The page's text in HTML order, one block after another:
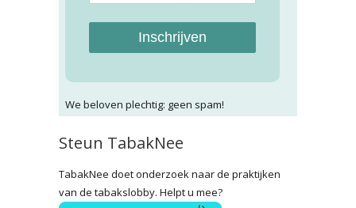
Inschrijven
We beloven plechtig: geen spam!
Steun TabakNee
TabakNee doet onderzoek naar de praktijken
van de tabakslobby. Helpt u mee?